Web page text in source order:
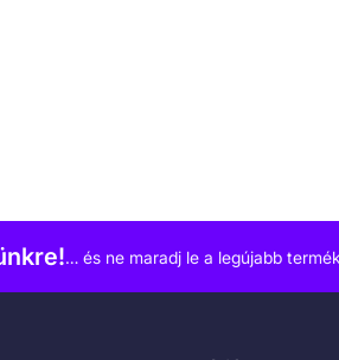
… és ne maradj le a legújabb